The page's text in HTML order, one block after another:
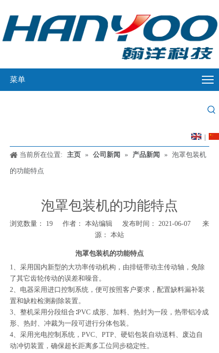
菜单
当前所在位置: 主页 » 公司新闻 » 产品新闻 » 泡罩包装机
的功能特点
泡罩包装机的功能特点
浏览数量： 19 作者： 本站编辑 发布时间： 2021-06-07 来
源： 本站
["wechat","weibo","qzone","douban","email"]
泡罩包装机的功能特点
1、采用国内新型的大功率传动机构，由排链带动主传动轴，免除
了其它齿轮传动的误差和噪音。
2、电器采用进口控制系统，便可按照客户要求，配置缺料漏补装
置和缺粒检测剔除装置。
3、整机采用分段组合∶PVC 成形、加料、热封为一段，热带铝冷成
形、热封、冲裁为一段可进行分体包装。
4、采用光电控制系统，PVC、PTP、硬铝包装自动送料、废边自
动冲切装置，确保超长距离多工位同步稳定性。